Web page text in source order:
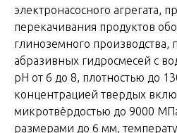
электронасосного агрегата,
перекачивания продуктов
глиноземного производства,
абразивных гидросмесей с
рН от 6 до 8, плотностью до
концентрацией твердых
микротвёрдостью до 9000
размерами до 6 мм,